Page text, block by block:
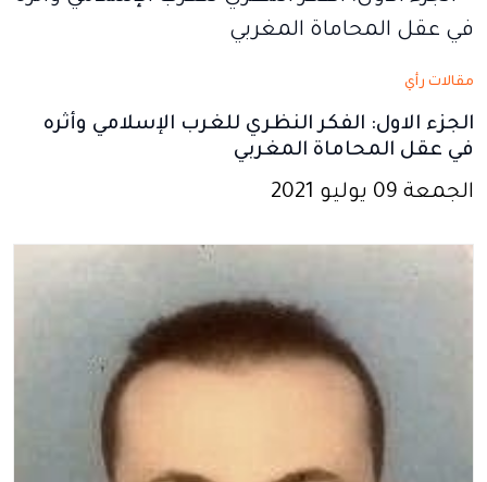
جديدةجديدةجديدةجديدةجديدة
مقالات رأي
الجزء الاول: الفكر النظري للغرب الإسلامي وأثره
في عقل المحاماة المغربي
الجمعة 09 يوليو 2021